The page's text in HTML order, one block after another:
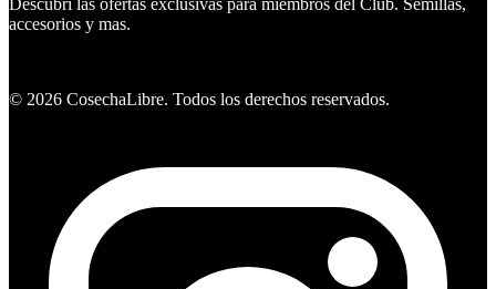
Descubri las ofertas exclusivas para miembros del Club. Semillas,
accesorios y mas.
© 2026 CosechaLibre. Todos los derechos reservados.